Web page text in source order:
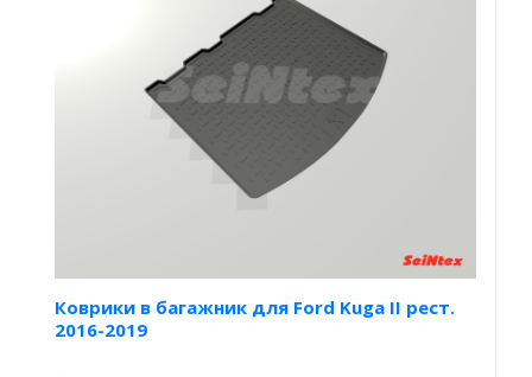
Коврики в багажник для Ford Kuga II рест.
2016-2019